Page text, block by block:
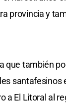
provincia y
que también
santafesinos
a El Litoral al